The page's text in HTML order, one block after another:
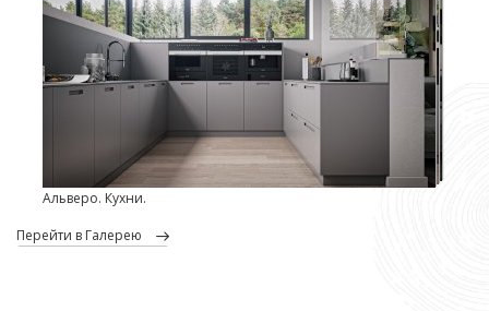
Альверо. Кухни.
перейти в Галерею